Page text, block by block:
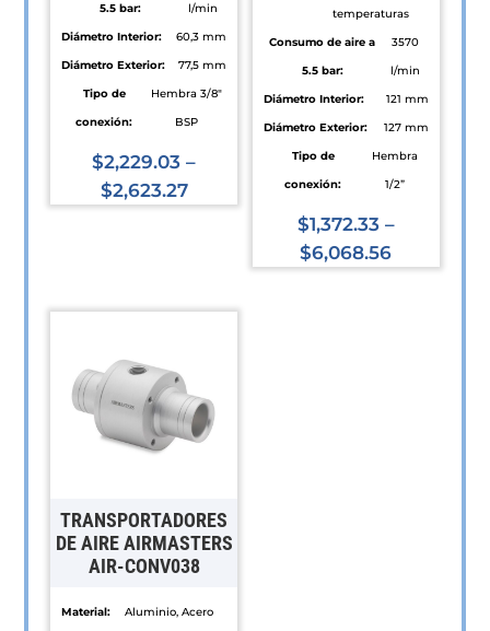
5.5 bar:
l/min
Diámetro Interior:
60,3 mm
Diámetro Exterior:
77,5 mm
Tipo de
conexión:
Hembra 3/8"
BSP
$2,229.03 –
$2,623.27
Las
opciones
se
pueden
la
página
producto
temperaturas
Consumo de aire a
5.5 bar:
3570
l/min
Diámetro Interior:
121 mm
Diámetro Exterior:
127 mm
Tipo de
conexión:
Hembra
1/2”
$1,372.33–
$6,068.56
TRANSPORTADORES
DE AIRE AIRMASTERS
AIR-CONV038
Material:
Aluminio, Acero